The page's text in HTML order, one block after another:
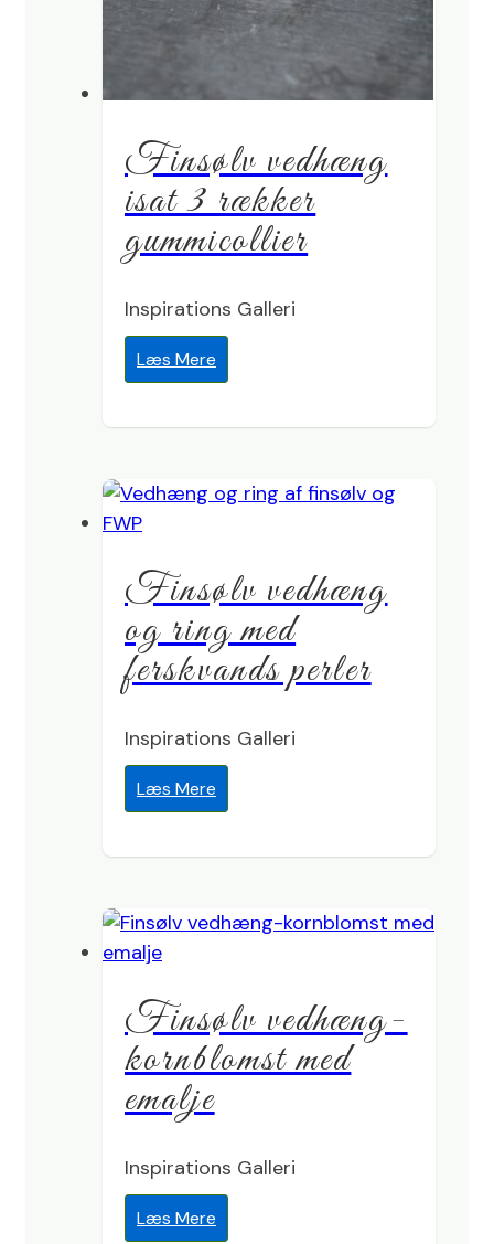
Finsølv vedhæng
isat 3 rækker
gummicollier
Inspirations Galleri
Læs Mere
Finsølv vedhæng
og ring med
ferskvands perler
Inspirations Galleri
Læs Mere
Finsølv vedhæng-
kornblomst med
emalje
Inspirations Galleri
Læs Mere